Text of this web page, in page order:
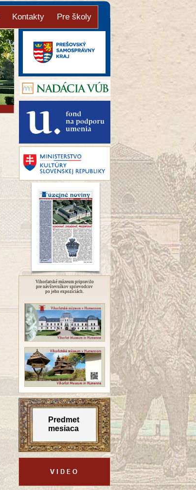
Vihorlatské múzeum pripravilo
pre návštevníkov sprievodcov
po jeho expozíciách.
Kontakty Pre školy
Predmet
mesiaca